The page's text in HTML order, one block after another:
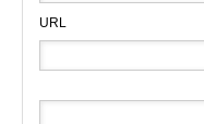
URL